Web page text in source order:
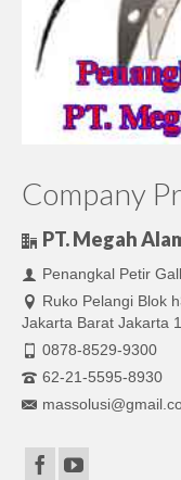
Company
PT. Megah
Penangkal Petir
Ruko Pelangi Blok
Jakarta Barat Jakarta
0878-8529-9300
62-21-5595-8930